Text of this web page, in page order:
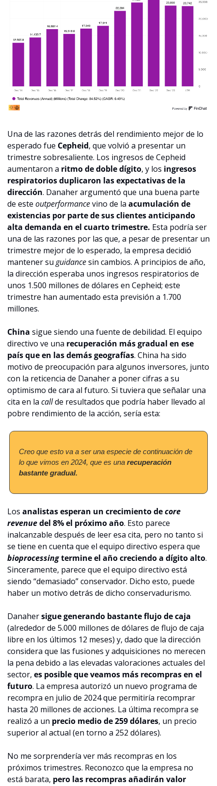
Una de las razones detrás del rendimiento mejor de lo
esperado fue Cepheid, que volvió a presentar un
trimestre sobresaliente. Los ingresos de Cepheid
aumentaron a ritmo de doble dígito, y los ingresos
respiratorios duplicaron las expectativas de la
dirección. Danaher argumentó que una buena parte
de este outperformance vino de la acumulación de
existencias por parte de sus clientes anticipando
alta demanda en el cuarto trimestre. Esta podría ser
una de las razones por las que, a pesar de presentar un
trimestre mejor de lo esperado, la empresa decidió
mantener su guidance sin cambios. A principios de año,
la dirección esperaba unos ingresos respiratorios de
unos 1.500 millones de dólares en Cepheid; este
trimestre han aumentado esta previsión a 1.700
millones.
China sigue siendo una fuente de debilidad. El equipo
directivo ve una recuperación más gradual en ese
país que en las demás geografías. China ha sido
motivo de preocupación para algunos inversores, junto
con la reticencia de Danaher a poner cifras a su
optimismo de cara al futuro. Si tuviera que señalar una
cita en la call de resultados que podría haber llevado al
pobre rendimiento de la acción, sería esta:
Creo que esto va a ser una especie de continuación de
lo que vimos en 2024, que es una recuperación
bastante gradual.
Los analistas esperan un crecimiento de core
revenue del 8% el próximo año. Esto parece
inalcanzable después de leer esa cita, pero no tanto si
bioprocessing termine el año creciendo a dígito alto.
Sinceramente, parece que el equipo directivo está
siendo “demasiado” conservador. Dicho esto, puede
haber un motivo detrás de dicho conservadurismo.
Danaher sigue generando bastante flujo de caja
(alrededor de 5.000 millones de dólares de flujo de caja
libre en los últimos 12 meses) y, dado que la dirección
considera que las fusiones y adquisiciones no merecen
la pena debido a las elevadas valoraciones actuales del
sector, es posible que veamos más recompras en el
futuro. La empresa autorizó un nuevo programa de
recompra en julio de 2024 que permitiría recomprar
hasta 20 millones de acciones. La última recompra se
realizó a un precio medio de 259 dólares, un precio
superior al actual (en torno a 252 dólares).
No me sorprendería ver más recompras en los
próximos trimestres. Reconozco que la empresa no
está barata, pero las recompras añadirán valor